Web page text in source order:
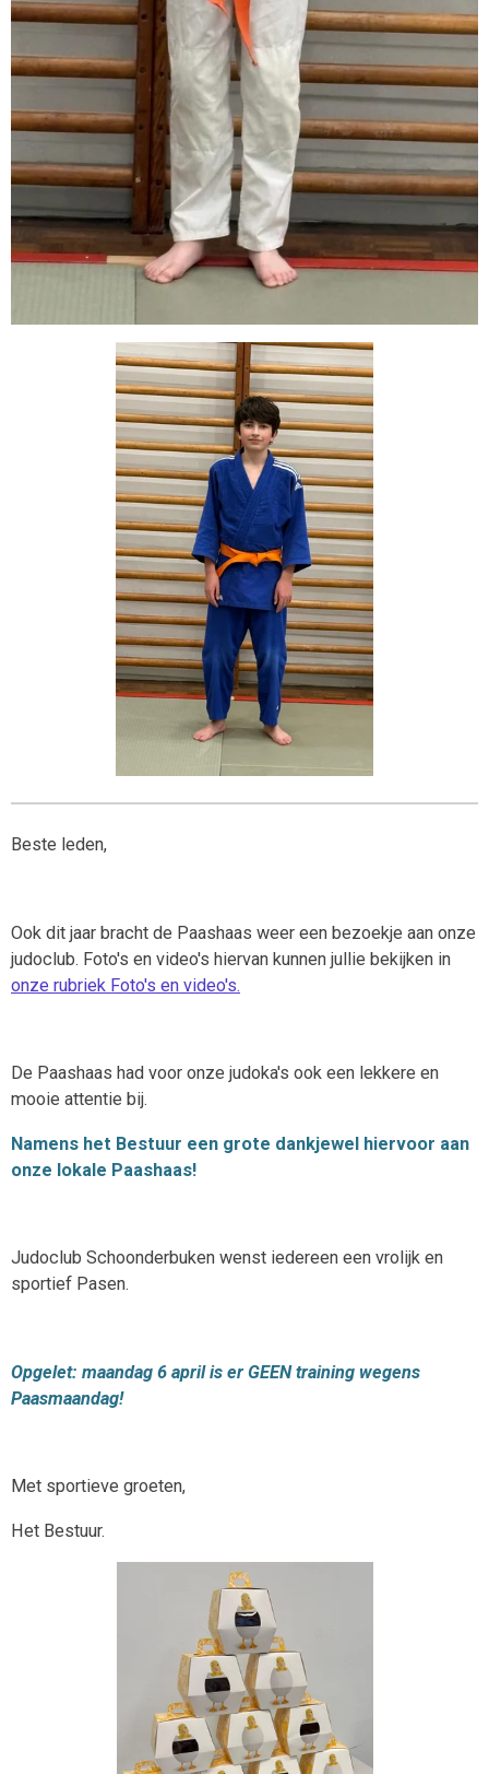
Beste leden,
Ook dit jaar bracht de Paashaas weer een bezoekje aan onze
judoclub. Foto's en video's hiervan kunnen jullie bekijken in
onze rubriek Foto's en video's.
De Paashaas had voor onze judoka's ook een lekkere en
mooie attentie bij.
Namens het Bestuur een grote dankjewel hiervoor aan
onze lokale Paashaas!
Judoclub Schoonderbuken wenst iedereen een vrolijk en
sportief Pasen.
Opgelet: maandag 6 april is er GEEN training wegens
Paasmaandag!
Met sportieve groeten,
Het Bestuur.